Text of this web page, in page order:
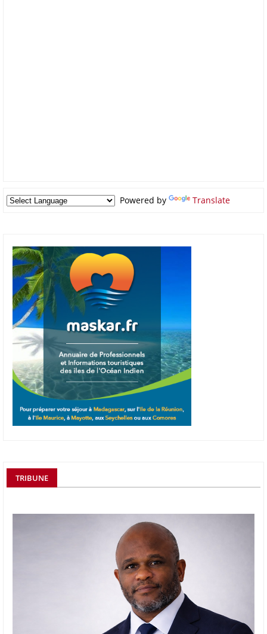
Powered by Translate
TRIBUNE